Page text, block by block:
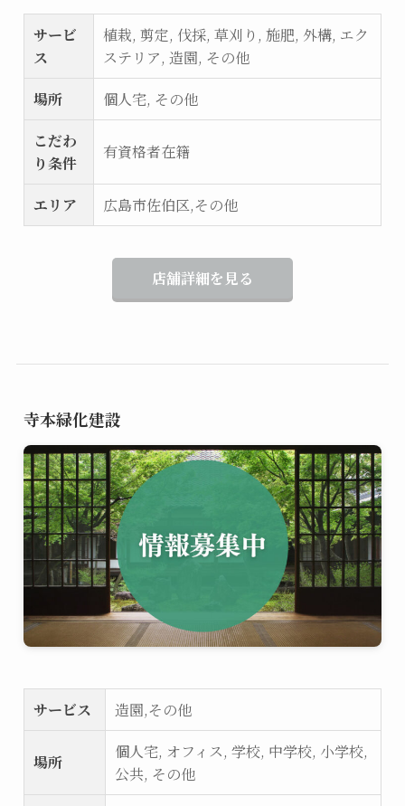
サービ
ス
植栽, 剪定, 伐採, 草刈り, 施肥, 外構, エク
ステリア, 造園, その他
場所
個人宅, その他
こだわ
り条件
有資格者在籍
エリア 広島市佐伯区,その他
店舗詳細を見る
寺本緑化建設
サービス 造園,その他
場所
個人宅, オフィス, 学校, 中学校, 小学校,
公共, その他